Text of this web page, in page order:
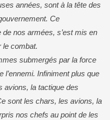
années, sont à la tête des
Ce
nos armées, s’est mis en
le combat.
submergés par la force
l’ennemi. Infiniment plus que
avions, la tactique des
sont les chars, les avions, la
nos chefs au point de les